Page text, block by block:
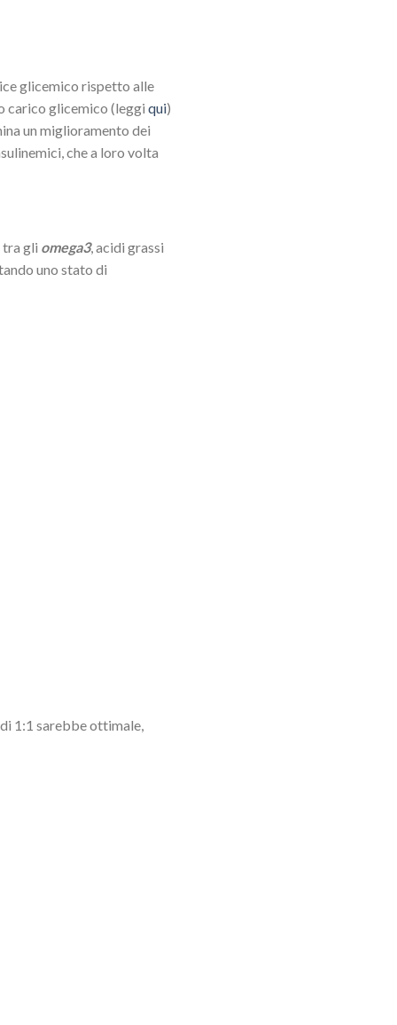
glicemico rispetto alle
carico glicemico (leggi qui)
un miglioramento dei
che a loro volta
gli omega3, acidi grassi
uno stato di
1:1 sarebbe ottimale,